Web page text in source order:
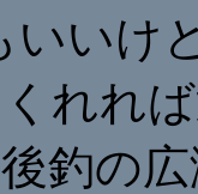
いいけ
れれ
釣の